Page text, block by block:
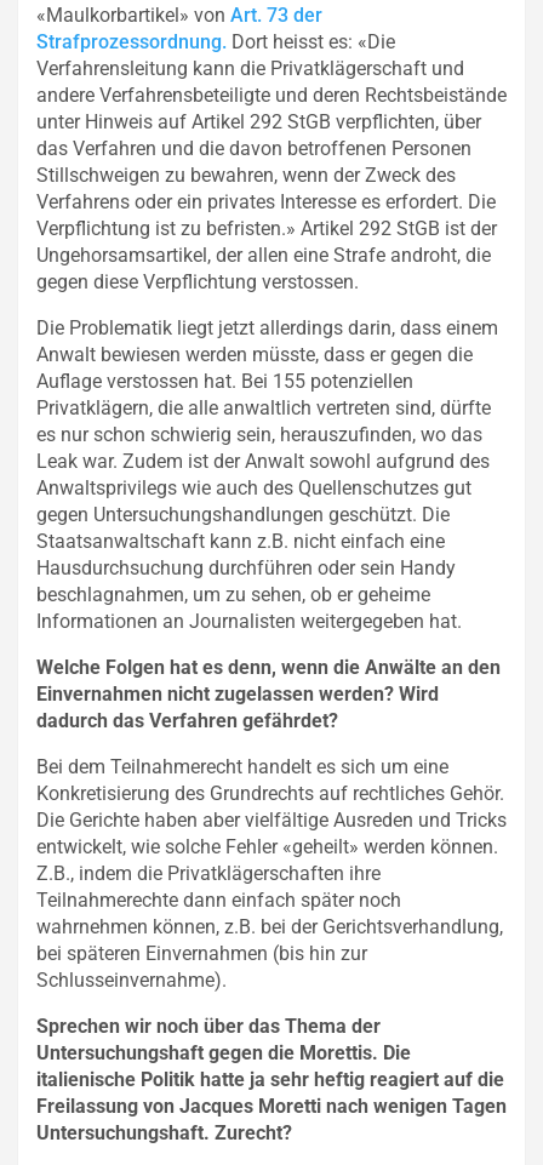
«Maulkorbartikel» von Art. 73 der
Strafprozessordnung. Dort heisst es: «Die
Verfahrensleitung kann die Privatklägerschaft und
andere Verfahrensbeteiligte und deren Rechtsbeistände
unter Hinweis auf Artikel 292 StGB verpflichten, über
das Verfahren und die davon betroffenen Personen
Stillschweigen zu bewahren, wenn der Zweck des
Verfahrens oder ein privates Interesse es erfordert. Die
Verpflichtung ist zu befristen.» Artikel 292 StGB ist der
Ungehorsamsartikel, der allen eine Strafe androht, die
gegen diese Verpflichtung verstossen.
Die Problematik liegt jetzt allerdings darin, dass einem
Anwalt bewiesen werden müsste, dass er gegen die
Auflage verstossen hat. Bei 155 potenziellen
Privatklägern, die alle anwaltlich vertreten sind, dürfte
es nur schon schwierig sein, herauszufinden, wo das
Leak war. Zudem ist der Anwalt sowohl aufgrund des
Anwaltsprivilegs wie auch des Quellenschutzes gut
gegen Untersuchungshandlungen geschützt. Die
Staatsanwaltschaft kann z.B. nicht einfach eine
Hausdurchsuchung durchführen oder sein Handy
beschlagnahmen, um zu sehen, ob er geheime
Informationen an Journalisten weitergegeben hat.
Welche Folgen hat es denn, wenn die Anwälte an den
Einvernahmen nicht zugelassen werden? Wird
dadurch das Verfahren gefährdet?
Bei dem Teilnahmerecht handelt es sich um eine
Konkretisierung des Grundrechts auf rechtliches Gehör.
Die Gerichte haben aber vielfältige Ausreden und Tricks
entwickelt, wie solche Fehler «geheilt» werden können.
Z.B., indem die Privatklägerschaften ihre
Teilnahmerechte dann einfach später noch
wahrnehmen können, z.B. bei der Gerichtsverhandlung,
bei späteren Einvernahmen (bis hin zur
Schlusseinvernahme).
Sprechen wir noch über das Thema der
Untersuchungshaft gegen die Morettis. Die
italienische Politik hatte ja sehr heftig reagiert auf die
Freilassung von Jacques Moretti nach wenigen Tagen
Untersuchungshaft. Zurecht?